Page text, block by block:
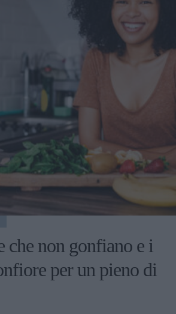
che non gonfiano e i
per un pieno di